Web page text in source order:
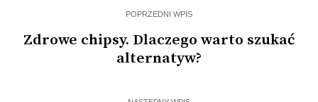
POPRZEDNI WPIS
Zdrowe chipsy. Dlaczego warto szukać
alternatyw?